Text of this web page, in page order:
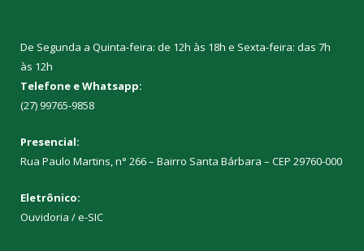
De Segunda a Quinta-feira: de 12h às 18h e Sexta-feira: das 7h
às 12h
Telefone e Whatsapp:
(27) 99765-9858
Presencial:
Rua Paulo Martins, n° 266 – Bairro Santa Bárbara – CEP 29760-000
Eletrônico:
Ouvidoria /e-SIC